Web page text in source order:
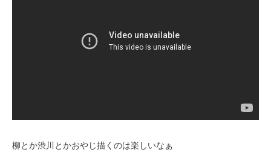
柳とか渋川とかおやじ描くのは楽しいなぁ